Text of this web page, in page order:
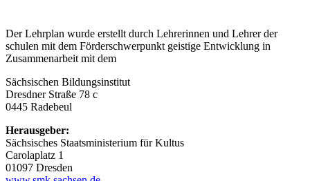
Der Lehrplan wurde erstellt durch Lehrerinnen und Lehrer der
schulen mit dem Förderschwerpunkt geistige Entwicklung in
Zusammenarbeit mit dem
Sächsischen Bildungsinstitut
Dresdner Straße 78 c
0445 Radebeul
Herausgeber:
Sächsisches Staatsministerium für Kultus
Carolaplatz 1
01097 Dresden